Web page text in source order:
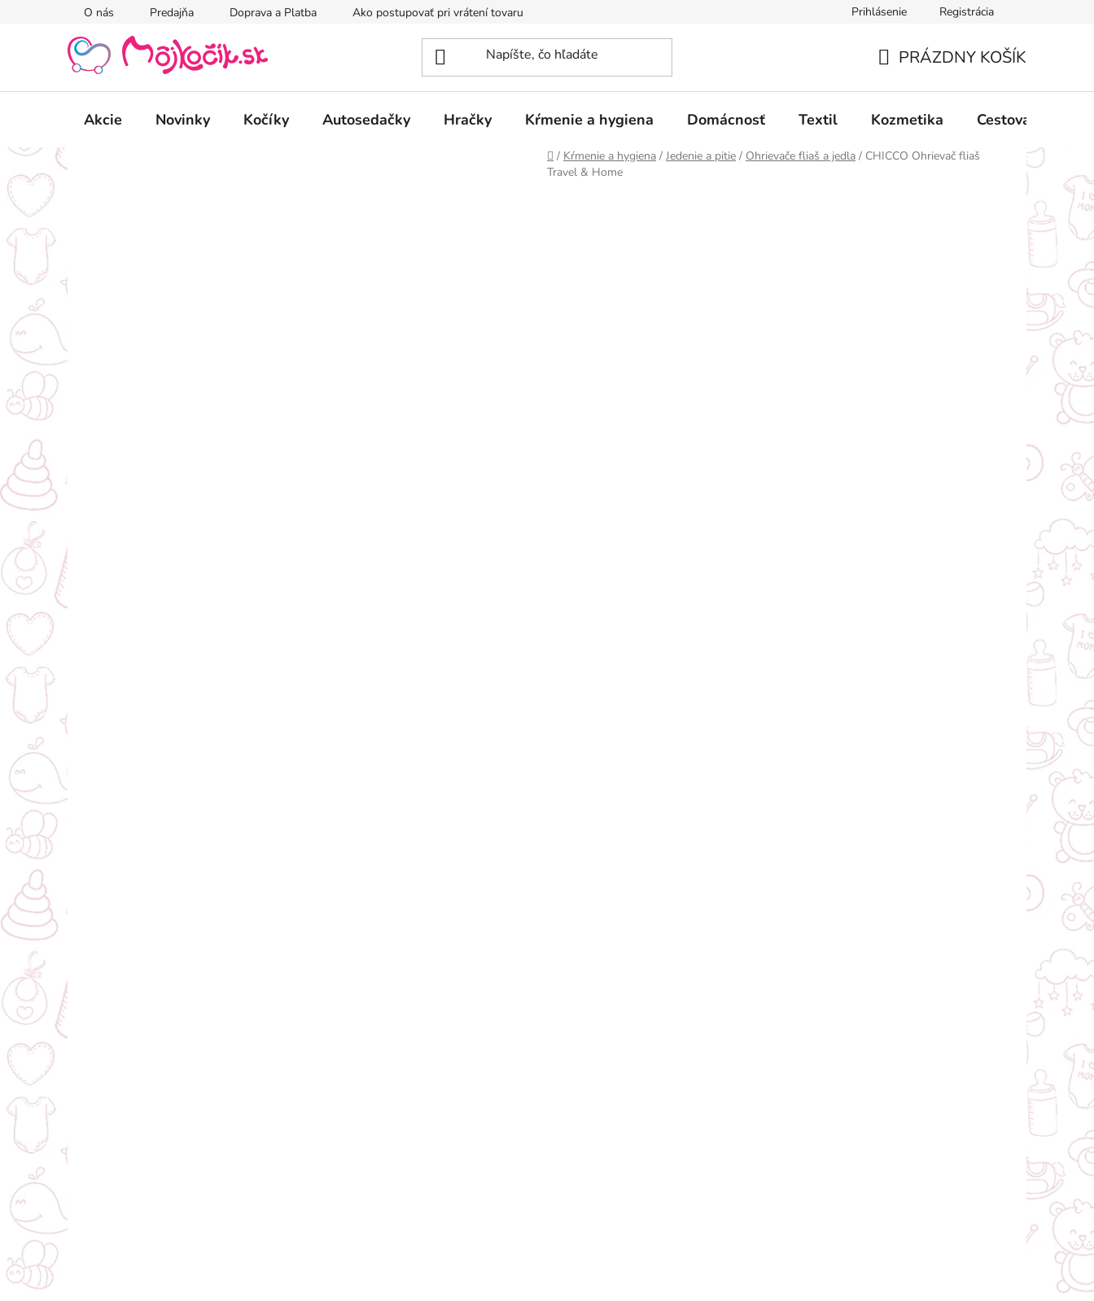
O nás Predajňa Doprava a Platba Ako postupovať pri vrátení tovaru Obchodné podmienky Podmienky ochrany
Prihlásenie Registrácia
KOŠÍK
PRÁZDNY KOŠÍK
Akcie Novinky Kočíky Autosedačky Hračky Kŕmenie a hygiena Domácnosť Textil Kozmetika Cestovanie
Domov
/ Kŕmenie a hygiena / Jedenie a pitie / Ohrievače fliaš a jedla / CHICCO Ohrievač fliaš
Travel & Home